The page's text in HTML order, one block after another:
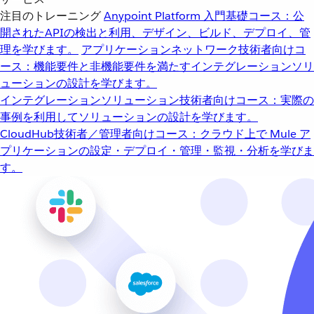
注目のトレーニングAnypoint Platform 入門基礎コース：公
開されたAPIの検出と利用、デザイン、ビルド、デプロイ、管
理を学びます。
アプリケーションネットワーク技術者向けコ
ース：機能要件と非機能要件を満たすインテグレーションソリ
ューションの設計を学びます。
インテグレーションソリューション技術者向けコース：実際の
事例を利用してソリューションの設計を学びます。
CloudHub技術者／管理者向けコース：クラウド上で Mule ア
プリケーションの設定・デプロイ・管理・監視・分析を学びま
す。